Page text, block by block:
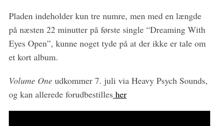
Pladen indeholder kun tre numre, men med en længde
på næsten 22 minutter på første single “Dreaming With
Eyes Open”, kunne noget tyde på at der ikke er tale om
et kort album.
Volume Oneudkommer 7. juli via Heavy Psych Sounds,
og kan allerede forudbestillesher